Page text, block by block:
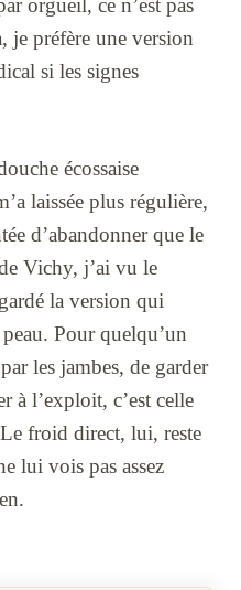
je préfère une version
si les signes
écossaise
laissée plus régulière,
d’abandonner que le
Vichy, j’ai vu le
la version qui
Pour quelqu’un
les jambes, de garder
à l’exploit, c’est celle
froid direct, lui, reste
lui vois pas assez